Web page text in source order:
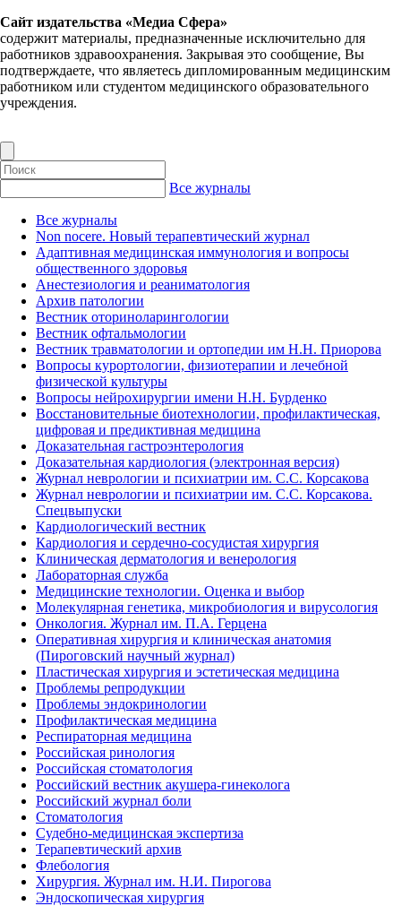
Сайт издательства «Медиа Сфера»
содержит материалы, предназначенные исключительно для
работников здравоохранения. Закрывая это сообщение, Вы
подтверждаете, что являетесь дипломированным медицинским
работником или студентом медицинского образовательного
учреждения.
Все журналы
Все журналы
Non nocere. Новый терапевтический журнал
Адаптивная медицинская иммунология и вопросы
общественного здоровья
Анестезиология и реаниматология
Архив патологии
Вестник оториноларингологии
Вестник офтальмологии
Вестник травматологии и ортопедии им Н.Н. Приорова
Вопросы курортологии, физиотерапии и лечебной
физической культуры
Вопросы нейрохирургии имени Н.Н. Бурденко
Восстановительные биотехнологии, профилактическая,
цифровая и предиктивная медицина
Доказательная гастроэнтерология
Доказательная кардиология (электронная версия)
Журнал неврологии и психиатрии им. С.С. Корсакова
Журнал неврологии и психиатрии им. С.С. Корсакова.
Спецвыпуски
Кардиологический вестник
Кардиология и сердечно-сосудистая хирургия
Клиническая дерматология и венерология
Лабораторная служба
Медицинские технологии. Оценка и выбор
Молекулярная генетика, микробиология и вирусология
Онкология. Журнал им. П.А. Герцена
Оперативная хирургия и клиническая анатомия
(Пироговский научный журнал)
Пластическая хирургия и эстетическая медицина
Проблемы репродукции
Проблемы эндокринологии
Профилактическая медицина
Респираторная медицина
Российская ринология
Российская стоматология
Российский вестник акушера-гинеколога
Российский журнал боли
Стоматология
Судебно-медицинская экспертиза
Терапевтический архив
Флебология
Хирургия. Журнал им. Н.И. Пирогова
Эндоскопическая хирургия